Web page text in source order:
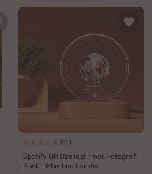
(11)
Spotify QR Özelleştirmeli Fotoğraf
Baskılı Plak Led Lamba